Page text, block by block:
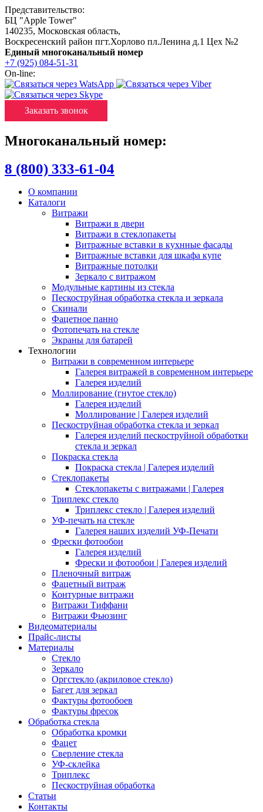
Представительство:
БЦ "Apple Tower"
140235, Московская область,
Воскресенский район пгт.Хорлово пл.Ленина д.1 Цех №2
Единый многоканальный номер
+7 (925) 084-51-31
On-line:
Заказать звонок
Многоканальный номер:
8 (800) 333-61-04
О компании
Каталоги
Витражи
Витражи в двери
Витражи в стеклопакеты
Витражные вставки в кухнные фасады
Витражные вставки для шкафа купе
Витражные потолки
Зеркало с витражом
Модульные картины из стекла
Пескоструйная обработка стекла и зеркала
Скинали
Фацетное панно
Фотопечать на стекле
Экраны для батарей
Технологии
Витражи в современном интерьере
Галерея витражей в современном интерьере
Галерея изделий
Моллирование (гнутое стекло)
Галерея изделий
Моллирование | Галерея изделий
Пескоструйная обработка стекла и зеркал
Галерея изделий пескоструйной обработки
стекла и зеркал
Покраска стекла
Покраска стекла | Галерея изделий
Стеклопакеты
Стеклопакеты с витражами | Галерея
Триплекс стекло
Триплекс стекло | Галерея изделий
УФ-печать на стекле
Галерея наших изделий УФ-Печати
Фрески фотообои
Галерея изделий
Фрески и фотообои | Галерея изделий
Пленочный витраж
Фацетный витраж
Контурные витражи
Витражи Тиффани
Витражи Фьюзинг
Видеоматериалы
Прайс-листы
Материалы
Стекло
Зеркало
Оргстекло (акриловое стекло)
Багет для зеркал
Фактуры фотообоев
Фактуры фресок
Обработка стекла
Обработка кромки
Фацет
Сверление стекла
УФ-склейка
Триплекс
Пескоструйная обработка
Статьи
Контакты